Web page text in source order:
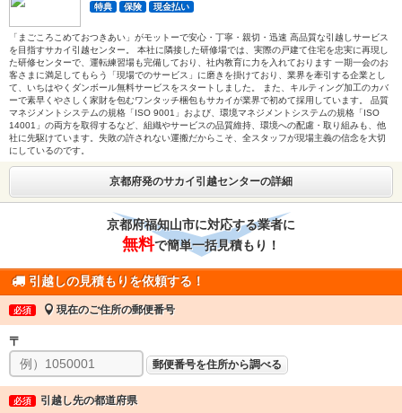
特典 保険 現金払い
「まごころこめておつきあい」がモットーで安心・丁寧・親切・迅速 高品質な引越しサービス
を目指すサカイ引越センター。 本社に隣接した研修場では、実際の戸建て住宅を忠実に再現し
た研修センターで、運転練習場も完備しており、社内教育に力を入れております 一期一会のお
客さまに満足してもらう「現場でのサービス」に磨きを掛けており、業界を牽引する企業とし
て、いちはやくダンボール無料サービスをスタートしました。 また、キルティング加工のカバ
ーで素早くやさしく家財を包むワンタッチ梱包もサカイが業界で初めて採用しています。 品質
マネジメントシステムの規格「ISO 9001」および、環境マネジメントシステムの規格「ISO
14001」の両方を取得するなど、組織やサービスの品質維持、環境への配慮・取り組みも、他
社に先駆けています。失敗の許されない運搬だからこそ、全スタッフが現場主義の信念を大切
にしているのです。
京都府発のサカイ引越センターの詳細
京都府福知山市に対応する業者に
無料で簡単一括見積もり！
引越しの見積もりを依頼する！
必須 現在のご住所の郵便番号
〒
郵便番号を住所から調べる
必須 引越し先の都道府県